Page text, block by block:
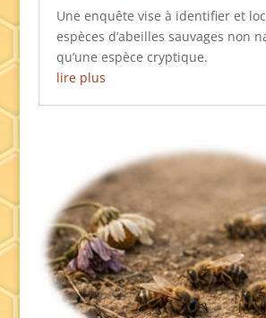
Une enquête vise à identifier et
espèces d’abeilles sauvages non
qu’une espèce cryptique.
lire plus